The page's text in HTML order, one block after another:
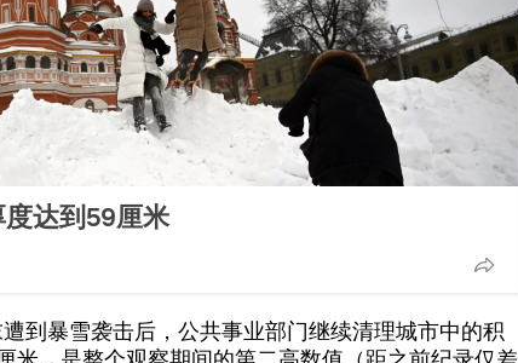
达到59厘米
到暴雪袭击后，公共事业部门继续清理城市中的积